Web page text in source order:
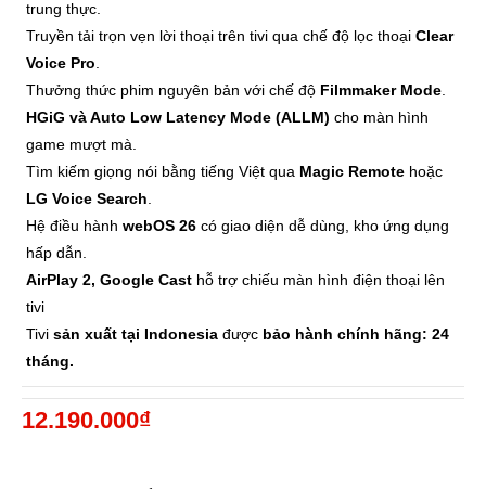
trung thực.
Truyền tải trọn vẹn lời thoại trên tivi qua chế độ lọc thoại Clear
Voice Pro
Thưởng thức phim nguyên bản với chế độ Filmmaker Mode
HGiG và Auto Low Latency Mode (ALLM) cho màn hình
game mượt mà.
Tìm kiếm giọng nói bằng tiếng Việt qua Magic Remote hoặc
LG Voice Search
Hệ điều hành webOS 26 có giao diện dễ dùng, kho ứng dụng
hấp dẫn.
AirPlay 2, Google Cast hỗ trợ chiếu màn hình điện thoại lên
tivi
Tivi sản xuất tại Indonesia được bảo hành chính hãng: 24
tháng.
12.190.000₫